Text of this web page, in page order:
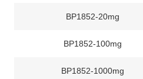
BP1852-20mg
BP1852-100mg
BP1852-1000mg